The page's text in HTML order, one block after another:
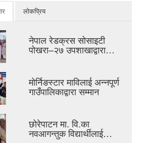
लोकप्रिय
नेपाल रेडक्रस सोसाइटी
पोखरा–२७ उपशाखाद्वारा…
मोर्निङस्टार माविलाई अन्नपूर्ण
गाउँपालिकाद्वारा सम्मान
छोरेपाटन मा. वि.का
नवआगन्तुक विद्यार्थीलाई…